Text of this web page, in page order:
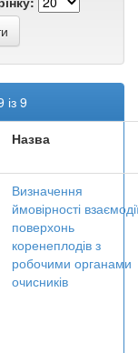
із 9
Назва
Визначення
ймовірності
поверхонь
коренеплодів з
робочими органами
очисників